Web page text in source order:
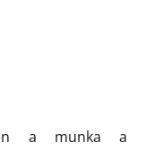
a munka a